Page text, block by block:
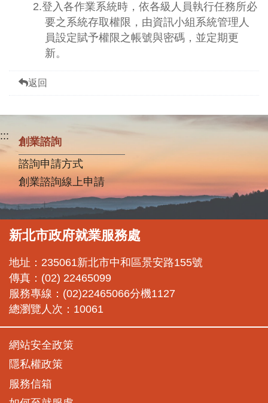
2.登入各作業系統時，依各級人員執行任務所必
要之系統存取權限，由資訊小組系統管理人
員設定賦予權限之帳號與密碼，並定期更
新。
返回
:::
創業諮詢
諮詢申請方式
創業諮詢線上申請
新北市政府就業服務處
地址：235061新北市中和區景安路155號
傳真：(02) 22465099
服務專線：(02)22465066分機1127
總瀏覽人次：10061
網站安全政策
隱私權政策
服務信箱